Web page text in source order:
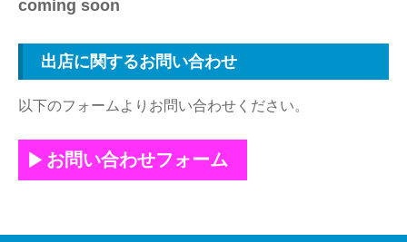
coming soon
出店に関するお問い合わせ
以下のフォームよりお問い合わせください。
お問い合わせフォーム